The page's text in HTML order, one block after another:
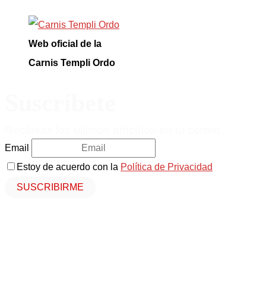
Web oficial de la
Carnis Templi Ordo
Email
Estoy de acuerdo con la Política de Privacidad